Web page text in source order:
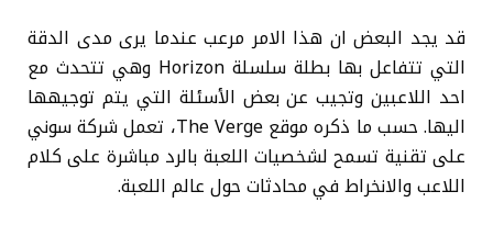
قد يجد البعض ان هذا الامر مرعب عندما يرى مدى الدقة
التي تتفاعل بها بطلة سلسلة Horizon وهي تتحدث مع
احد اللاعبين وتجيب عن بعض الأسئلة التي يتم توجيهها
اليها. حسب ما ذكره موقع The Verge، تعمل شركة سوني
على تقنية تسمح لشخصيات اللعبة بالرد مباشرة على كلام
اللاعب والانخراط في محادثات حول عالم اللعبة.